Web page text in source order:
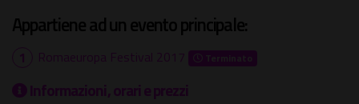
Appartiene ad un evento principale:
Romaeuropa Festival 2017 Terminato
Informazioni, orari e prezzi